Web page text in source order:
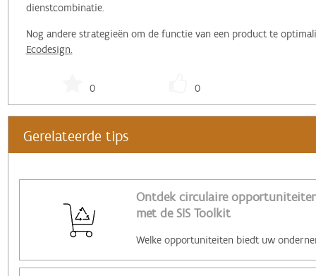
dienstcombinatie.
Nog andere strategieën om de functie van een product te
Ecodesign.
0 0
Gerelateerde tips
Ontdek circulaire
met de SIS Toolkit